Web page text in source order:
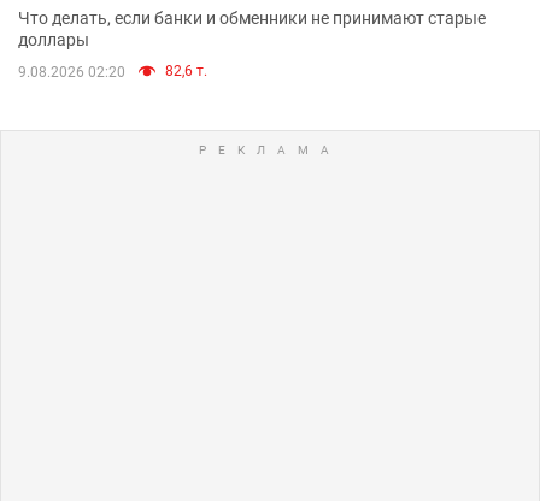
Что делать, если банки и обменники не принимают старые
доллары
9.08.2026 02:20 82,6 т.